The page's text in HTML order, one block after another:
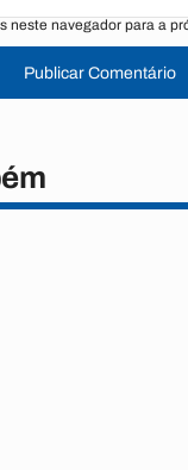
neste navegador para a
Publicar Comentário